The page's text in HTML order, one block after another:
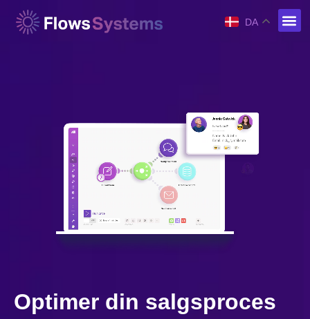
DA
Optimer din salgsproces